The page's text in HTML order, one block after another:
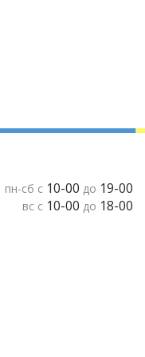
пн-сб с 10-00 до 19-00
вс с 10-00 до 18-00